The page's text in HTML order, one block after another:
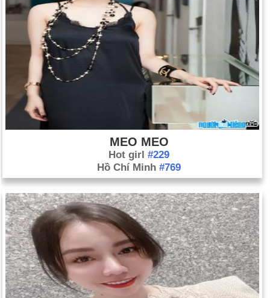
MEO MEO
Hot girl #229
Hồ Chí Minh #769